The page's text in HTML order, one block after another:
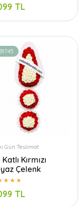
TL
Gün Teslimat
Kırmızı
Çelenk
TL